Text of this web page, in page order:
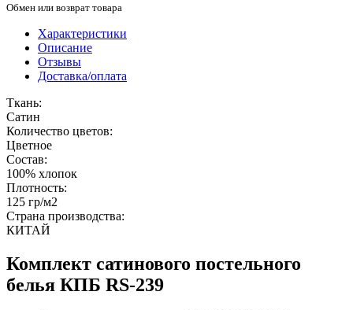
Обмен или возврат товара
Характеристики
Описание
Отзывы
Доставка/оплата
Ткань:
Сатин
Количество цветов:
Цветное
Состав:
100% хлопок
Плотность:
125 гр/м2
Страна производства:
КИТАЙ
Комплект сатинового постельного
белья КПБ RS-239